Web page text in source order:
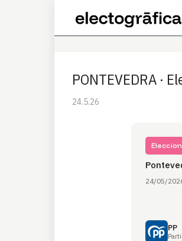
PONTEVEDRA ·
24.5.26
24/05/
PP